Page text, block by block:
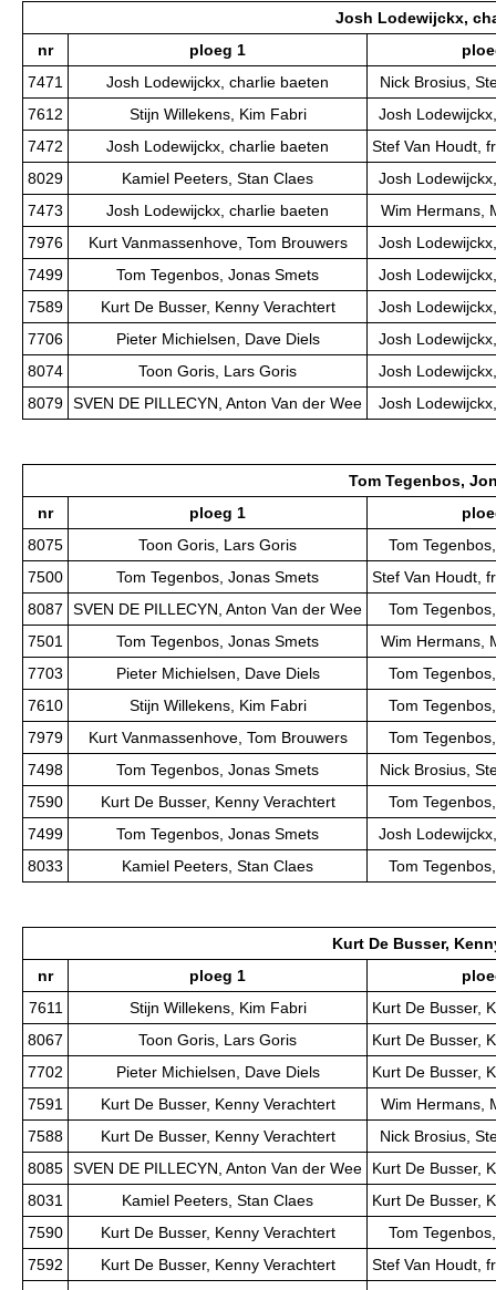
Josh Lodewijckx,
nr
ploeg 1
7471
Josh Lodewijckx, charlie baeten
Nick Brosius,
7612
Stijn Willekens, Kim Fabri
Josh
7472
Josh Lodewijckx, charlie baeten
Stef Van Houdt,
8029
Kamiel Peeters, Stan Claes
Josh
7473
Josh Lodewijckx, charlie baeten
Wim Hermans,
7976
Kurt Vanmassenhove, Tom Brouwers
Josh
7499
Tom Tegenbos, Jonas Smets
Josh
7589
Kurt De Busser, Kenny Verachtert
Josh
7706
Pieter Michielsen, Dave Diels
Josh
8074
Toon Goris, Lars Goris
Josh
8079 SVEN DE PILLECYN, Anton Van der Wee Josh
Tom Tegenbos,
nr
ploeg 1
8075
Toon Goris, Lars Goris
Tom
7500
Tom Tegenbos, Jonas Smets
Stef Van Houdt,
8087
SVEN DE PILLECYN, Anton Van der Wee
Tom
7501
Tom Tegenbos, Jonas Smets
Wim Hermans,
7703
Pieter Michielsen, Dave Diels
Tom
7610
Stijn Willekens, Kim Fabri
Tom
7979
Kurt Vanmassenhove, Tom Brouwers
Tom
7498
Tom Tegenbos, Jonas Smets
Nick Brosius,
7590
Kurt De Busser, Kenny Verachtert
Tom
7499
Tom Tegenbos, Jonas Smets
Josh
8033
Kamiel Peeters, Stan Claes Tom
Kurt De Busser,
nr
ploeg 1
7611
Stijn Willekens, Kim Fabri
Kurt De Busser,
8067
Toon Goris, Lars Goris
Kurt De Busser,
7702
Pieter Michielsen, Dave Diels
Kurt De Busser,
7591
Kurt De Busser, Kenny Verachtert
Wim Hermans,
7588
Kurt De Busser, Kenny Verachtert
Nick Brosius,
8085 SVEN DE PILLECYN, Anton Van der Wee
Kurt De Busser,
8031
Kamiel Peeters, Stan Claes
Kurt De Busser,
7590
Kurt De Busser, Kenny Verachtert
Tom
7592
Kurt De Busser, Kenny Verachtert
Stef Van Houdt,